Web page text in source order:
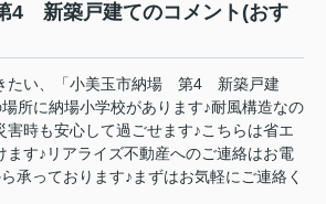
4 新築戸建てのコメント(おす
たい、「小美玉市納場 第4 新築戸建
所に納場小学校があります♪耐風構造なの
害時も安心して過ごせます♪こちらは省エ
ます♪リアライズ不動産へのご連絡はお電
承っております♪まずはお気軽にご連絡く